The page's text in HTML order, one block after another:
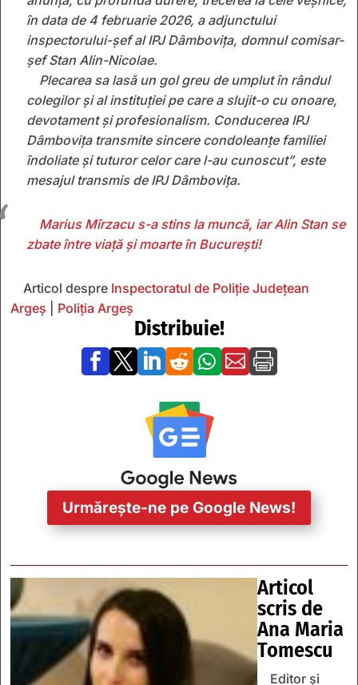
în data de 4 februarie 2026, a adjunctului
inspectorului-șef al IPJ Dâmbovița, domnul comisar-
șef Stan Alin-Nicolae.
Plecarea sa lasă un gol greu de umplut în rândul
colegilor și al instituției pe care a slujit-o cu onoare,
devotament și profesionalism. Conducerea IPJ
Dâmbovița transmite sincere condoleanțe familiei
îndoliate și tuturor celor care l-au cunoscut”, este
mesajul transmis de IPJ Dâmbovița.
Marius Mîrzacu s-a stins la muncă, iar Alin Stan se
zbate între viață și moarte în București!
Articol despre Inspectoratul de Poliție Județean
Argeș
Poliţia Argeş
Distribuie!
      
Urmărește-ne pe Google News!
Articol
scris de
Ana Maria
Tomescu
Editor și